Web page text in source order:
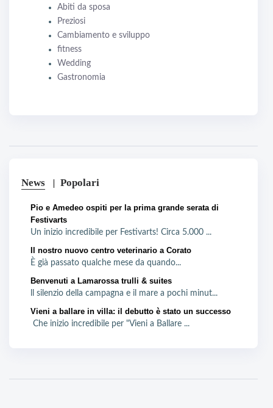
Abiti da sposa
Preziosi
Cambiamento e sviluppo
fitness
Wedding
Gastronomia
News Popolari
Pio e Amedeo ospiti per la prima grande serata di
Festivarts
Un inizio incredibile per Festivarts! Circa 5.000 ...
Il nostro nuovo centro veterinario a Corato
È già passato qualche mese da quando...
Benvenuti a Lamarossa trulli & suites
ll silenzio della campagna e il mare a pochi minut...
Vieni a ballare in villa: il debutto è stato un successo
Che inizio incredibile per "Vieni a Ballare ...